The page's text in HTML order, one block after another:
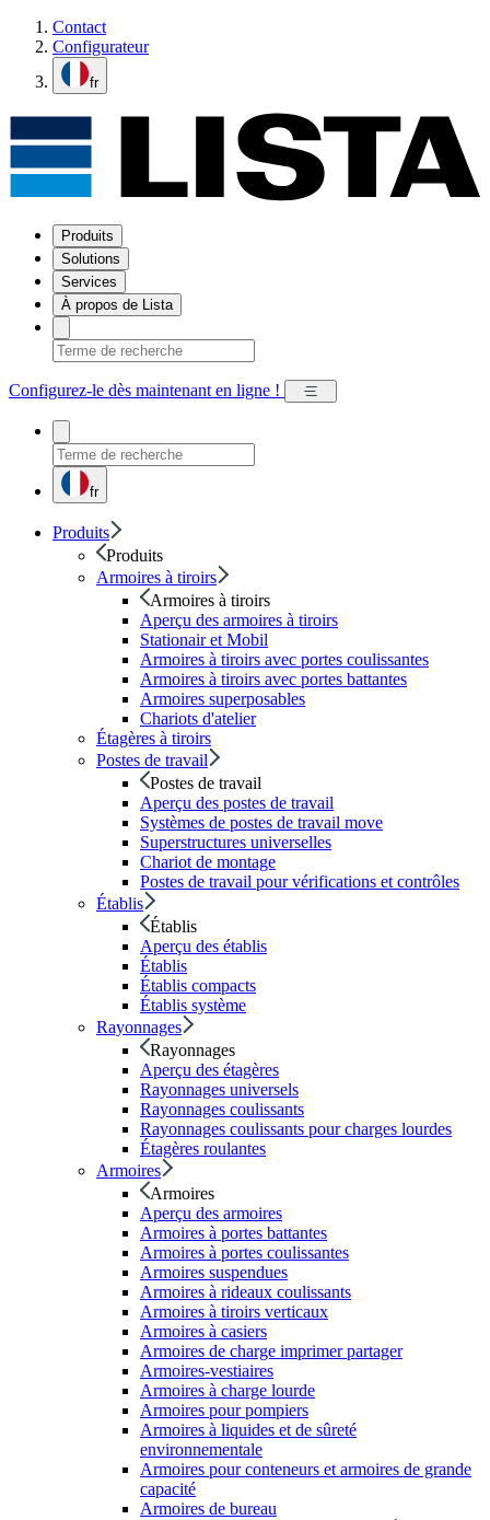
Contact
Configurateur
fr
Produits
Solutions
Services
À propos de Lista
Configurez-le dès maintenant en ligne !
fr
Produits
Produits
Armoires à tiroirs
Armoires à tiroirs
Aperçu des armoires à tiroirs
Stationair et Mobil
Armoires à tiroirs avec portes coulissantes
Armoires à tiroirs avec portes battantes
Armoires superposables
Chariots d'atelier
Étagères à tiroirs
Postes de travail
Postes de travail
Aperçu des postes de travail
Systèmes de postes de travail move
Superstructures universelles
Chariot de montage
Postes de travail pour vérifications et contrôles
Établis
Établis
Aperçu des établis
Établis
Établis compacts
Établis système
Rayonnages
Rayonnages
Aperçu des étagères
Rayonnages universels
Rayonnages coulissants
Rayonnages coulissants pour charges lourdes
Étagères roulantes
Armoires
Armoires
Aperçu des armoires
Armoires à portes battantes
Armoires à portes coulissantes
Armoires suspendues
Armoires à rideaux coulissants
Armoires à tiroirs verticaux
Armoires à casiers
Armoires de charge imprimer partager
Armoires-vestiaires
Armoires à charge lourde
Armoires pour pompiers
Armoires à liquides et de sûreté
environnementale
Armoires pour conteneurs et armoires de grande
capacité
Armoires de bureau